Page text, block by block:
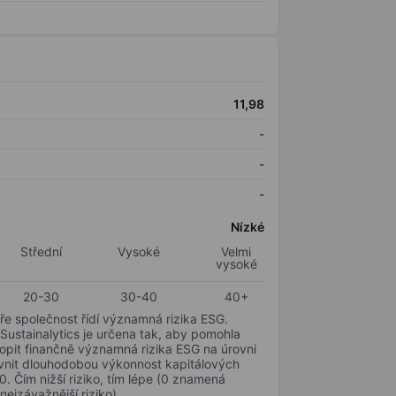
11,98
-
-
-
Nízké
Střední
Vysoké
Velmi
vysoké
20-30 30-40
40+
společnost řídí významná rizika ESG.
je určena tak, aby pomohla
finančně významná rizika ESG na úrovni
dlouhodobou výkonnost kapitálových
Čím nižší riziko, tím lépe (0 znamená